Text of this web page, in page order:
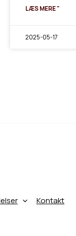
LÆS MERE "
2025-05-17
Kontakt